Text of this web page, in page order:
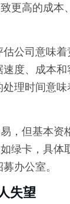
更高的成本
公司意味
度、成本和
理时间意
，但基本资
绿卡，具体
办公室。
失望